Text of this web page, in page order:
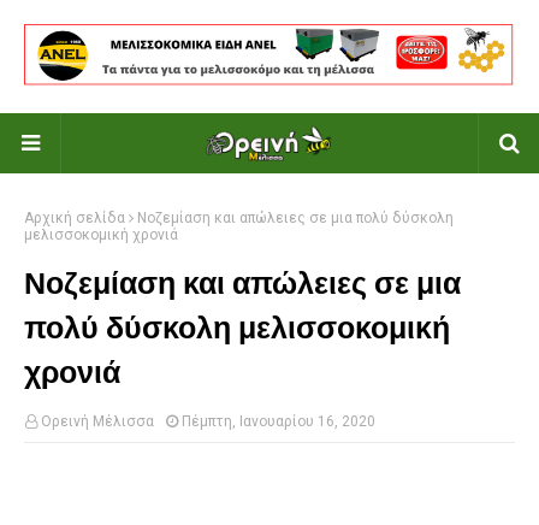
Αρχική σελίδα
Νοζεμίαση και απώλειες σε μια πολύ δύσκολη
μελισσοκομική χρονιά
Νοζεμίαση και απώλειες σε μια
πολύ δύσκολη μελισσοκομική
χρονιά
Ορεινή Μέλισσα Πέμπτη, Ιανουαρίου 16, 2020